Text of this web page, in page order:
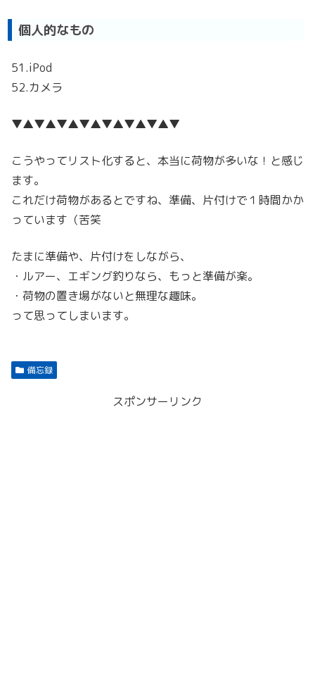
個人的なもの
51.iPod
52.カメラ
▼▲▼▲▼▲▼▲▼▲▼▲▼▲▼
こうやってリスト化すると、本当に荷物が多いな！と感じ
ます。
これだけ荷物があるとですね、準備、片付けで１時間かか
っています（苦笑
たまに準備や、片付けをしながら、
・ルアー、エギング釣りなら、もっと準備が楽。
・荷物の置き場がないと無理な趣味。
って思ってしまいます。
備忘録
スポンサーリンク